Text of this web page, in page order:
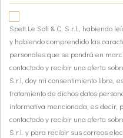
Spett.Le Sofi & C. S.r.l., habiendo
y habiendo comprendido las
personales que se pondrá en
contactado y recibir una oferta
S.r.l, doy mi consentimiento libre,
tratamiento de dichos datos
informativa mencionada, es decir,
contactado y recibir una oferta
S.r.l. y para recibir sus correos